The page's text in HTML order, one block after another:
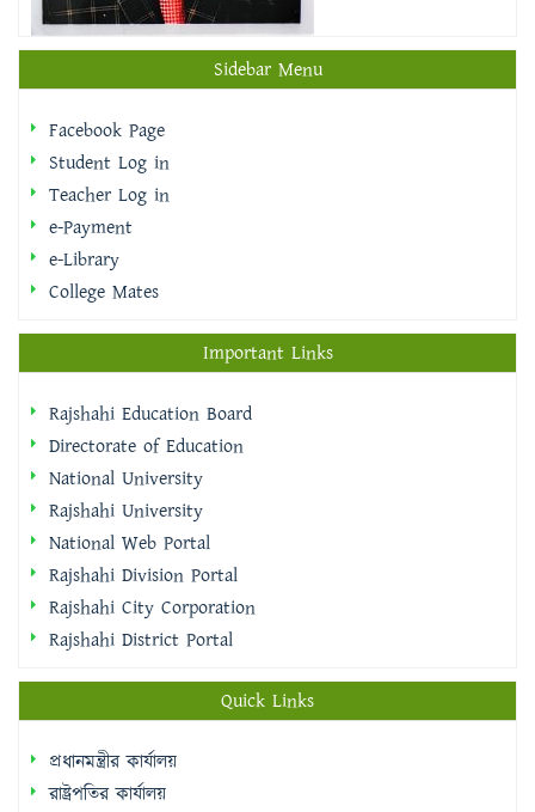
Sidebar Menu
Facebook Page
Student Log in
Teacher Log in
e-Payment
e-Library
College Mates
Important Links
Rajshahi Education Board
Directorate of Education
National University
Rajshahi University
National Web Portal
Rajshahi Division Portal
Rajshahi City Corporation
Rajshahi District Portal
Quick Links
প্রধানমন্ত্রীর কার্যালয়
রাষ্ট্রপতির কার্যালয়